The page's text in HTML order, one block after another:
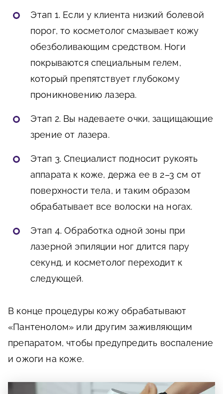
Этап 1. Если у клиента низкий болевой
порог, то косметолог смазывает кожу
обезболивающим средством. Ноги
покрываются специальным гелем,
который препятствует глубокому
проникновению лазера.
Этап 2. Вы надеваете очки, защищающие
зрение от лазера.
Этап 3.Специалист подносит рукоять
аппарата к коже, держа ее в 2–3 см от
поверхности тела, и таким образом
обрабатывает все волоски на ногах.
Этап 4. Обработка одной зоны при
лазерной эпиляции ног длится пару
секунд, и косметолог переходит к
следующей.
В конце процедуры кожу обрабатывают
«Пантенолом» или другим заживляющим
препаратом, чтобы предупредить воспаление
и ожоги на коже.